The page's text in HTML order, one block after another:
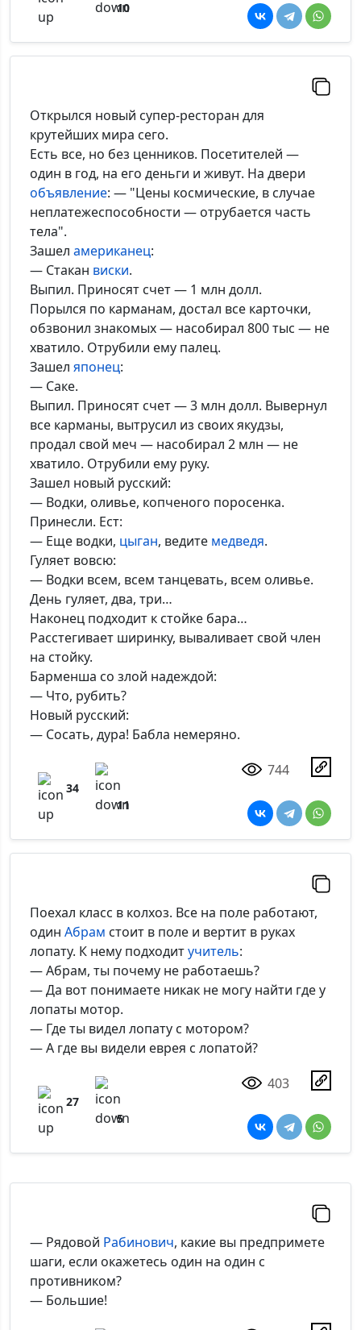
10
Открылся новый супер-ресторан для
крутейших мира сего.
Есть все, но без ценников. Посетителей —
один в год, на его деньги и живут. На двери
объявление: — "Цены космические, в случае
неплатежеспособности — отрубается часть
тела".
Зашел американец:
— Стакан виски.
Выпил. Приносят счет — 1 млн долл.
Порылся по карманам, достал все карточки,
обзвонил знакомых — насобирал 800 тыс — не
хватило. Отрубили ему палец.
Зашел японец:
— Саке.
Выпил. Приносят счет — 3 млн долл. Вывернул
все карманы, вытрусил из своих якудзы,
продал свой меч — насобирал 2 млн — не
хватило. Отрубили ему руку.
Зашел новый русский:
— Водки, оливье, копченого поросенка.
Принесли. Ест:
— Еще водки, цыган, ведите медведя.
Гуляет вовсю:
— Водки всем, всем танцевать, всем оливье.
День гуляет, два, три…
Наконец подходит к стойке бара…
Расстегивает ширинку, вываливает свой член
на стойку.
Барменша со злой надеждой:
— Что, рубить?
Новый русский:
— Сосать, дура! Бабла немеряно.
34
11
744
Поехал класс в колхоз. Все на поле работают,
один Абрам стоит в поле и вертит в руках
лопату. К нему подходитучитель:
— Абрам, ты почему не работаешь?
— Да вот понимаете никак не могу найти где у
лопаты мотор.
— Где ты видел лопату с мотором?
— А где вы видели еврея с лопатой?
27
5
403
— Рядовой Рабинович, какие вы предпримете
шаги, если окажетесь один на один с
противником?
— Большие!